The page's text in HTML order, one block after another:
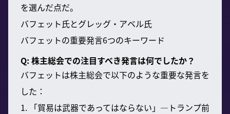
を選んだ点だ。
バフェット氏とグレッグ・アベル氏
バフェットの重要発言6つのキーワード
Q: 株主総会での注目すべき発言は何でしたか？
バフェットは株主総会で以下のような重要な発言を
した：
1. 「貿易は武器であってはならない」—トランプ前